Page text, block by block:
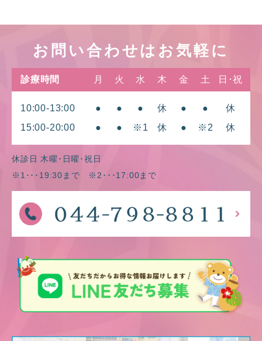
お問い合わせはお気軽に
診療時間 月 火 水 木 金 土 日･祝
10:00-13:00 ● ● ● 休 ● ●
休
15:00-20:00
● ● ※1 休 ● ※2 休
休診日 木曜･日曜･祝日
※1･･･19:30まで ※2･･･17:00まで